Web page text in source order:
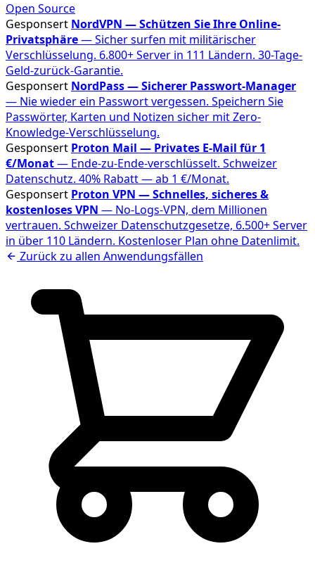
Open Source
Gesponsert NordVPN — Schützen Sie Ihre Online-
Privatsphäre— Sicher surfen mit militärischer
Verschlüsselung. 6.800+ Server in 111 Ländern. 30-Tage-
Geld-zurück-Garantie.
Gesponsert NordPass — Sicherer Passwort-Manager
— Nie wieder ein Passwort vergessen. Speichern Sie
Passwörter, Karten und Notizen sicher mit Zero-
Knowledge-Verschlüsselung.
Gesponsert Proton Mail — Privates E-Mail für 1
€/Monat— Ende-zu-Ende-verschlüsselt. Schweizer
Datenschutz. 40% Rabatt — ab 1 €/Monat.
Gesponsert Proton VPN — Schnelles, sicheres &
kostenloses VPN — No-Logs-VPN, dem Millionen
vertrauen. Schweizer Datenschutzgesetze, 6.500+ Server
in über 110 Ländern. Kostenloser Plan ohne Datenlimit.
Zurück zu allen Anwendungsfällen